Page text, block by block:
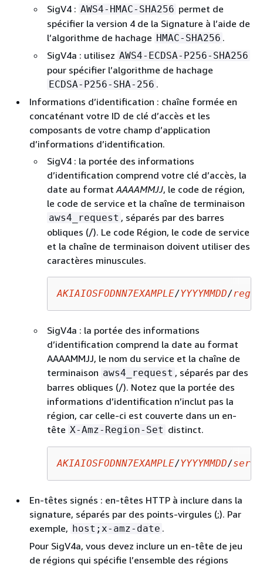
SigV4 : AWS4-HMAC-SHA256 permet de
spécifier la version 4 de la Signature à l’aide de
l’algorithme de hachage HMAC-SHA256 .
SigV4a : utilisez AWS4-ECDSA-P256-SHA256
pour spécifier l’algorithme de hachage
ECDSA-P256-SHA-256 .
Informations d’identification : chaîne formée en
concaténant votre ID de clé d’accès et les
composants de votre champ d’application
d’informations d’identification.
SigV4 : la portée des informations
d’identification comprend votre clé d’accès, la
date au format AAAAMMJJ, le code de région,
le code de service et la chaîne de terminaison
aws4_request , séparés par des barres
obliques (/). Le code Région, le code de service
et la chaîne de terminaison doivent utiliser des
caractères minuscules.
AKIAIOSFODNN7EXAMPLE/YYYYMMDD/
SigV4a : la portée des informations
d’identification comprend la date au format
AAAAMMJJ, le nom du service et la chaîne de
terminaison aws4_request , séparés par des
barres obliques (/). Notez que la portée des
informations d’identification n’inclut pas la
région, car celle-ci est couverte dans un en-
tête X-Amz-Region-Set distinct.
AKIAIOSFODNN7EXAMPLE/YYYYMMDD/
En-têtes signés : en-têtes HTTP à inclure dans la
signature, séparés par des points-virgules (;). Par
exemple, host;x-amz-date .
Pour SigV4a, vous devez inclure un en-tête de jeu
de régions qui spécifie l’ensemble des régions